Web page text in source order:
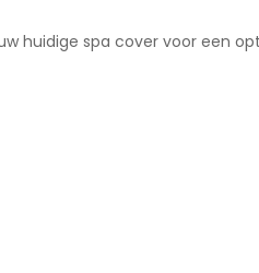
huidige spa cover voor een